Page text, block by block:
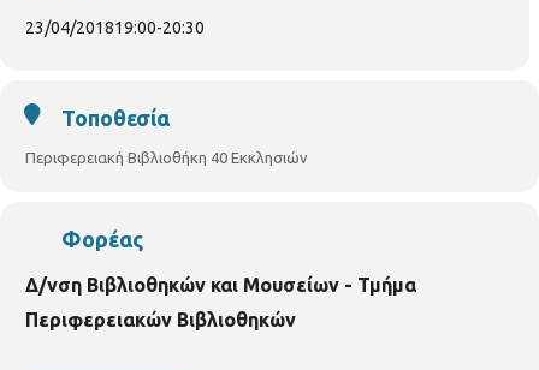
βιβλιοθηκονόμο.Είσοδος ελεύθερη
23/04/201819:00-20:30
Τοποθεσία
Περιφερειακή Βιβλιοθήκη 40 Εκκλησιών
Φορέας
Δ/νση Βιβλιοθηκών και Μουσείων - Τμήμα
Περιφερειακών Βιβλιοθηκών